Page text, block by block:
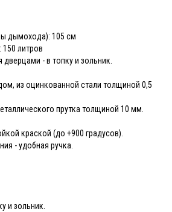
дымохода): 105 см
литров
- в топку и зольник.
из оцинкованной стали толщиной 0,5
прутка толщиной 10 мм.
краской (до +900 градусов).
- удобная ручка.
и зольник.